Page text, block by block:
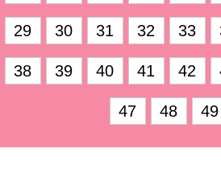
29 30 31 32 33
38 39 40 41 42
47 48 49